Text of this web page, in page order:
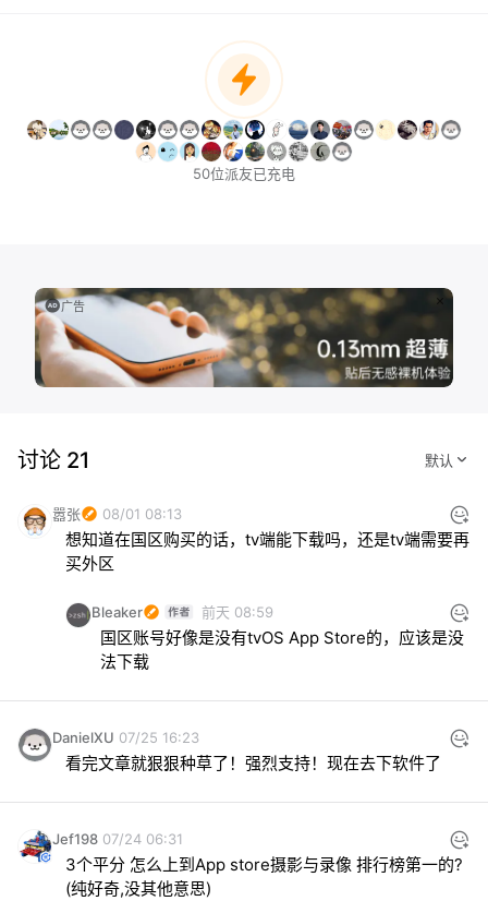
50位派友已充电
广告
讨论 21
嚣张 08/01 08:13
想知道在国区购买的话，tv端能下载吗，还是tv端需要再
买外区
Bleaker 前天 08:59
国区账号好像是没有tvOS App Store的，应该是没
法下载
DanielXU 07/25 16:23
看完文章就狠狠种草了！强烈支持！现在去下软件了
Jef198 07/24 06:31
3个平分 怎么上到App store摄影与录像 排行榜第一的?
(纯好奇,没其他意思)